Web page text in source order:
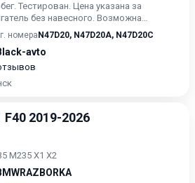
Тестирован. Цена указана за
без навесного. Возможна
в сборе. Цену в сборе уточ...
номера N47D20, N47D20A, N47D20C
avto
F40 2019-2026
M235 X1 X2